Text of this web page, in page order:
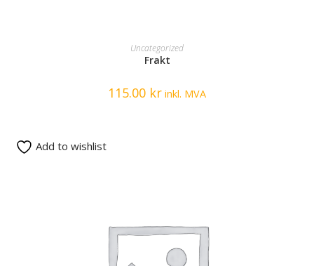
READ MORE
Uncategorized
Frakt
115.00 kr inkl. MVA
Add to wishlist